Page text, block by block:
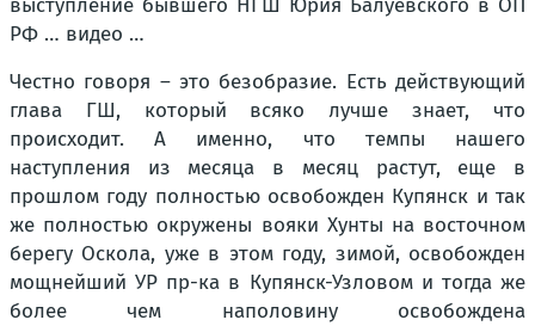
выступление бывшего НГШ Юрия Балуевского в ОП
РФ … видео …
Честно говоря – это безобразие. Есть действующий
глава ГШ, который всяко лучше знает, что
происходит. А именно, что темпы нашего
наступления из месяца в месяц растут, еще в
прошлом году полностью освобожден Купянск и так
же полностью окружены вояки Хунты на восточном
берегу Оскола, уже в этом году, зимой, освобожден
мощнейший УР пр-ка в Купянск-Узловом и тогда же
более чем наполовину освобождена